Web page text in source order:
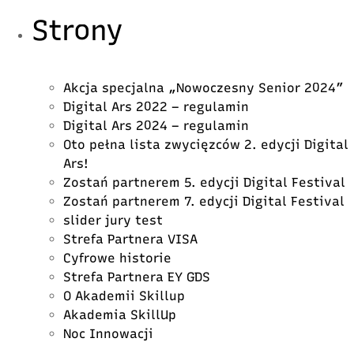
Strony
Akcja specjalna „Nowoczesny Senior 2024”
Digital Ars 2022 – regulamin
Digital Ars 2024 – regulamin
Oto pełna lista zwycięzców 2. edycji Digital
Ars!
Zostań partnerem 5. edycji Digital Festival
Zostań partnerem 7. edycji Digital Festival
slider jury test
Strefa Partnera VISA
Cyfrowe historie
Strefa Partnera EY GDS
O Akademii Skillup
Akademia SkillUp
Noc Innowacji